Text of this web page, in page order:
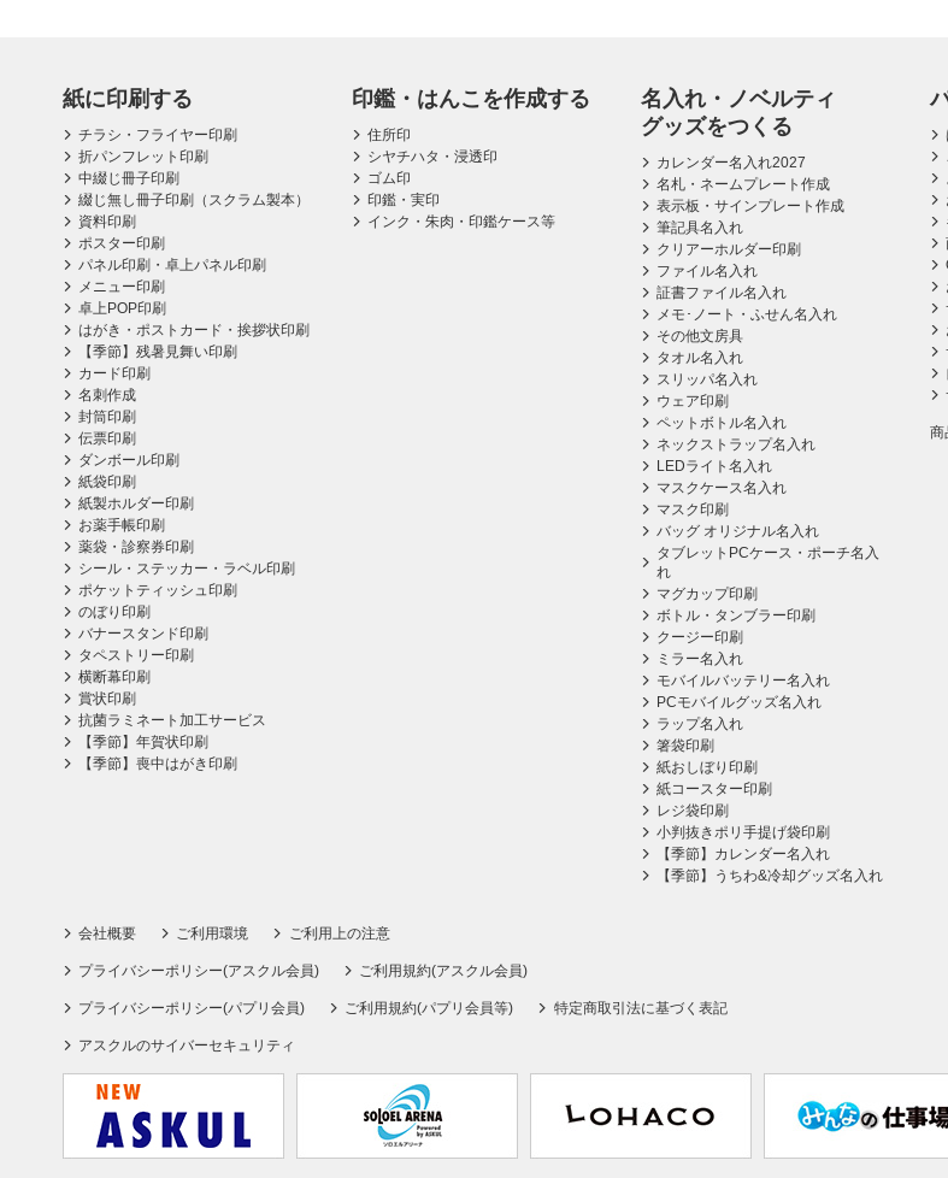
紙に印刷する
チラシ・フライヤー印刷
折パンフレット印刷
中綴じ冊子印刷
綴じ無し冊子印刷（スクラム製本）
資料印刷
ポスター印刷
パネル印刷・卓上パネル印刷
メニュー印刷
卓上POP印刷
はがき・ポストカード・挨拶状印刷
【季節】残暑見舞い印刷
カード印刷
名刺作成
封筒印刷
伝票印刷
ダンボール印刷
紙袋印刷
紙製ホルダー印刷
お薬手帳印刷
薬袋・診察券印刷
シール・ステッカー・ラベル印刷
ポケットティッシュ印刷
のぼり印刷
バナースタンド印刷
タペストリー印刷
横断幕印刷
賞状印刷
抗菌ラミネート加工サービス
【季節】年賀状印刷
【季節】喪中はがき印刷
印鑑・はんこを作成する
住所印
シヤチハタ・浸透印
ゴム印
印鑑・実印
インク・朱肉・印鑑ケース等
名入れ・ノベルティ
グッズをつくる
カレンダー名入れ2027
名札・ネームプレート作成
表示板・サインプレート作成
筆記具名入れ
クリアーホルダー印刷
ファイル名入れ
証書ファイル名入れ
メモ･ノート・ふせん名入れ
その他文房具
タオル名入れ
スリッパ名入れ
ウェア印刷
ペットボトル名入れ
ネックストラップ名入れ
LEDライト名入れ
マスクケース名入れ
マスク印刷
バッグ オリジナル名入れ
タブレットPCケース・ポーチ名入
れ
マグカップ印刷
ボトル・タンブラー印刷
クージー印刷
ミラー名入れ
モバイルバッテリー名入れ
PCモバイルグッズ名入れ
ラップ名入れ
箸袋印刷
紙おしぼり印刷
紙コースター印刷
レジ袋印刷
小判抜きポリ手提げ袋印刷
【季節】カレンダー名入れ
【季節】うちわ&冷却グッズ名入れ
商
会社概要 ご利用環境 ご利用上の注意
プライバシーポリシー(アスクル会員) ご利用規約(アスクル会員)
プライバシーポリシー(パプリ会員) ご利用規約(パプリ会員等) 特定商取引法に基づく表記
アスクルのサイバーセキュリティ